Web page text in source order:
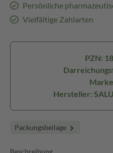
Persönliche
Vielfältige Zahlarten
PZN:
Hersteller:
Packungsbeilage
Beschreibung